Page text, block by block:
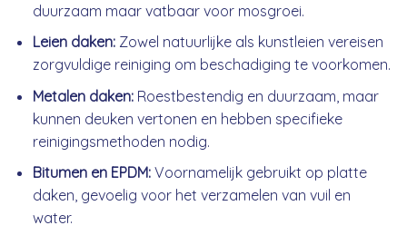
duurzaam maar vatbaar voor mosgroei.
Leien daken:Zowel natuurlijke als kunstleien vereisen
zorgvuldige reiniging om beschadiging te voorkomen.
Metalen daken:Roestbestendig en duurzaam, maar
kunnen deuken vertonen en hebben specifieke
reinigingsmethoden nodig.
Bitumen en EPDM:Voornamelijk gebruikt op platte
daken, gevoelig voor het verzamelen van vuil en
water.